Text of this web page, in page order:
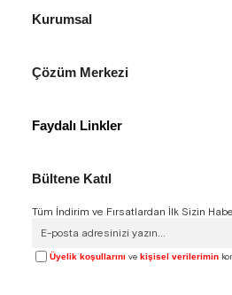
Kurumsal
Çözüm Merkezi
Faydalı Linkler
Bültene Katıl
Tüm İndirim ve Fırsatlardan İlk Sizin
Üyelik koşullarını ve kişisel verilerimin